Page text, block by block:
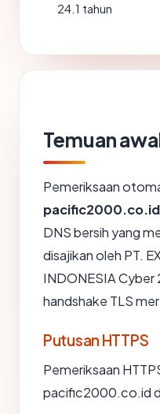
24.1 tahun
Temuan
Pemeriksaan
pacific2000.co.id
DNS bersih yang
disajikan oleh PT.
INDONESIA Cyber
handshake TLS
Putusan HTTPS
Pemeriksaan
pacific2000.co.id